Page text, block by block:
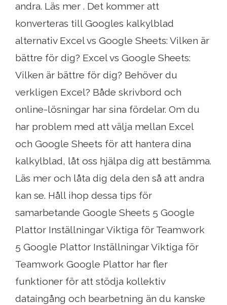
andra. Läs mer . Det kommer att
konverteras till Googles kalkylblad
alternativ Excel vs Google Sheets: Vilken är
bättre för dig? Excel vs Google Sheets:
Vilken är bättre för dig? Behöver du
verkligen Excel? Både skrivbord och
online-lösningar har sina fördelar. Om du
har problem med att välja mellan Excel
och Google Sheets för att hantera dina
kalkylblad, låt oss hjälpa dig att bestämma.
Läs mer och låta dig dela den så att andra
kan se. Håll ihop dessa tips för
samarbetande Google Sheets 5 Google
Plattor Inställningar Viktiga för Teamwork
5 Google Plattor Inställningar Viktiga för
Teamwork Google Plattor har fler
funktioner för att stödja kollektiv
dataingång och bearbetning än du kanske